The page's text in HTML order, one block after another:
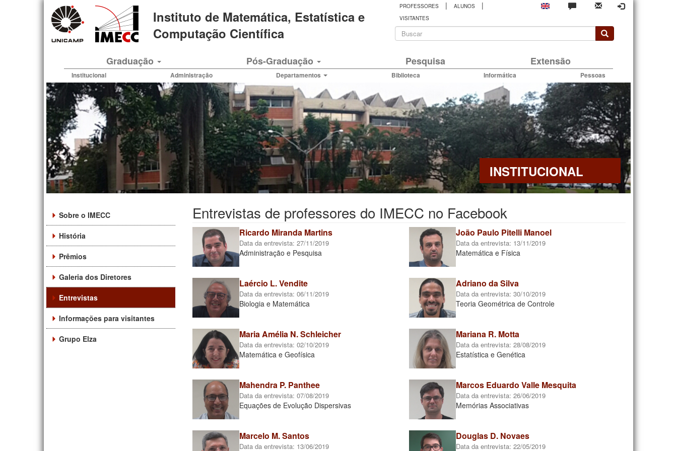
Instituto de Matemática, Estatística e
Computação Científica
PROFESSORES | ALUNOS |
VISITANTES
Formulário
busca
Graduação Pós-Graduação Pesquisa Extensão
Institucional Administração Departamentos Biblioteca Informática Pessoas
INSTITUCIONAL
Sobre o IMECC
História
Prêmios
Galeria dos Diretores
Entrevistas
Informações para visitantes
Grupo Elza
Entrevistas de professores do IMECC no Facebook
Ricardo Miranda Martins
Data da entrevista: 27/11/2019
Administração e Pesquisa
João Paulo Pitelli Manoel
Data da entrevista: 13/11/2019
Matemática e Física
Laércio L. Vendite
Data da entrevista: 06/11/2019
Biologia e Matemática
Adriano da Silva
Data da entrevista: 30/10/2019
Teoria Geométrica de Controle
Maria Amélia N. Schleicher
Data da entrevista: 02/10/2019
Matemática e Geofísica
Mariana R. Motta
Data da entrevista: 28/08/2019
Estatística e Genética
Mahendra P. Panthee
Data da entrevista: 07/08/2019
Equações de Evolução Dispersivas
Marcos Eduardo Valle Mesquita
Data da entrevista: 26/06/2019
Memórias Associativas
Marcelo M. Santos
Data da entrevista: 13/06/2019
Douglas D. Novaes
Data da entrevista: 22/05/2019